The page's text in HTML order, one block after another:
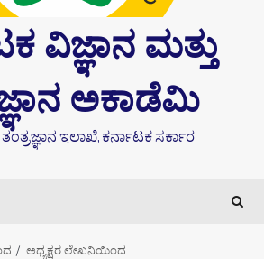
ವಿಜ್ಞಾನ ಮತ್ತು
ಅಕಾಡೆಮಿ
ತಂತ್ರಜ್ಞಾನ ಇಲಾಖೆ, ಕರ್ನಾಟಕ ಸರ್ಕಾರ
ಅಧ್ಯಕ್ಷರ ಲೇಖನಿಯಿಂದ